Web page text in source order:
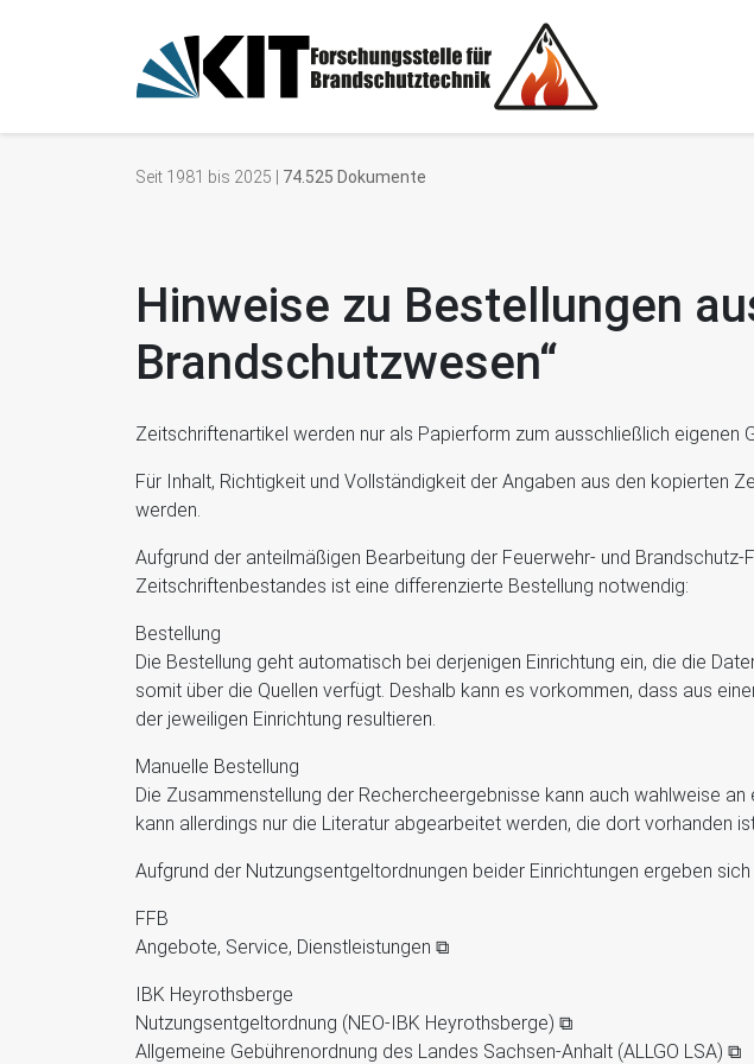
Seit 1981 bis 2025 | 74.525 Dokumente
Hinweise zu Bestellungen
Brandschutzwesen“
Zeitschriftenartikel werden nur als Papierform zum ausschließlich eigenen
Für Inhalt, Richtigkeit und Vollständigkeit der Angaben aus den kopierten
werden.
Aufgrund der anteilmäßigen Bearbeitung der Feuerwehr- und
Zeitschriftenbestandes ist eine differenzierte Bestellung notwendig:
Bestellung
Die Bestellung geht automatisch bei derjenigen Einrichtung ein, die die
somit über die Quellen verfügt. Deshalb kann es vorkommen, dass aus
der jeweiligen Einrichtung resultieren.
Manuelle Bestellung
Die Zusammenstellung der Rechercheergebnisse kann auch wahlweise
kann allerdings nur die Literatur abgearbeitet werden, die dort vorhanden
Aufgrund der Nutzungsentgeltordnungen beider Einrichtungen ergeben
FFB
Angebote, Service, Dienstleistungen ⧉
IBK Heyrothsberge
Nutzungsentgeltordnung (NEO-IBK Heyrothsberge) ⧉
Allgemeine Gebührenordnung des Landes Sachsen-Anhalt (ALLGO LSA) ⧉